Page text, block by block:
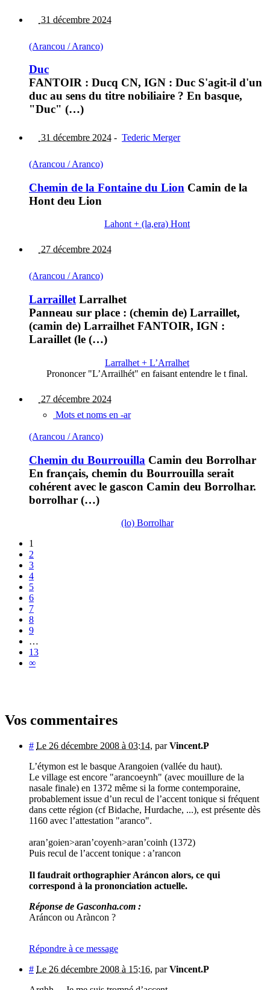
31 décembre 2024
(Arancou / Aranco)
Duc
FANTOIR : Ducq CN, IGN : Duc S'agit-il d'un
duc au sens du titre nobiliaire ? En basque,
"Duc" (…)
31 décembre 2024 - Tederic Merger
(Arancou / Aranco)
Chemin de la Fontaine du Lion Camin de la
Hont deu Lion
Lahont + (la,era) Hont
27 décembre 2024
(Arancou / Aranco)
Larraillet Larralhet
Panneau sur place : (chemin de) Larraillet,
(camin de) Larrailhet FANTOIR, IGN :
Laraillet (le (…)
Larralhet + L’Arralhet
Prononcer "L’Arrailhét" en faisant entendre le t final.
27 décembre 2024
Mots et noms en -ar
(Arancou / Aranco)
Chemin du Bourrouilla Camin deu Borrolhar
En français, chemin du Bourrouilla serait
cohérent avec le gascon Camin deu Borrolhar.
borrolhar (…)
(lo) Borrolhar
1
2
3
4
5
6
7
8
9
…
13
∞
Vos commentaires
# Le 26 décembre 2008 à 03:14, parVincent.P
L’étymon est le basque Arangoien (vallée du haut).
Le village est encore "arancoeynh" (avec mouillure de la
nasale finale) en 1372 même si la forme contemporaine,
probablement issue d’un recul de l’accent tonique si fréquent
dans cette région (cf Bidache, Hurdache, ...), est présente dès
1160 avec l’attestation "aranco".
aran’goien>aran’coyenh>aran’coinh (1372)
Puis recul de l’accent tonique : a’rancon
Il faudrait orthographier Aráncon alors, ce qui
correspond à la prononciation actuelle.
Réponse de Gasconha.com :
Aráncon ou Aràncon ?
Répondre à ce message
# Le 26 décembre 2008 à 15:16, parVincent.P